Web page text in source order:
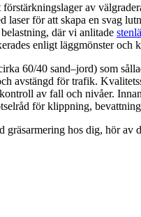
av
för att skapa en svag
där vi anlitade
enligt läggmönster och
60/40 sand–jord) som
avstängd för trafik.
av fall och nivåer.
för klippning,
gräsarmering hos dig, hör